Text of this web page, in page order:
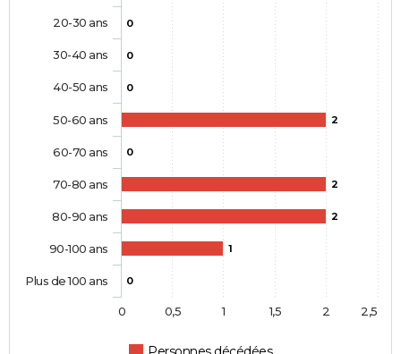
0
0
0
2
0
2
2
1
0
20-30 ans
30-40 ans
40-50 ans
50-60 ans
60-70 ans
70-80 ans
80-90 ans
90-100 ans
Plus de 100 ans
0 0,5 1 1,5 2 2,5